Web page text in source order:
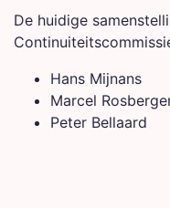
De huidige
Hans Mijnans
Marcel
Peter Bellaard